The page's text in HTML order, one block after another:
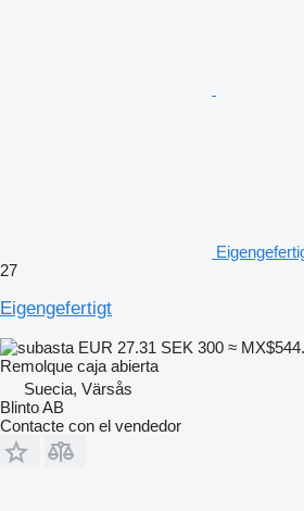
27
Eigengefertigt
EUR 27.31 SEK 300 ≈
Remolque caja abierta
Suecia, Värsås
Blinto AB
Contacte con el vendedor